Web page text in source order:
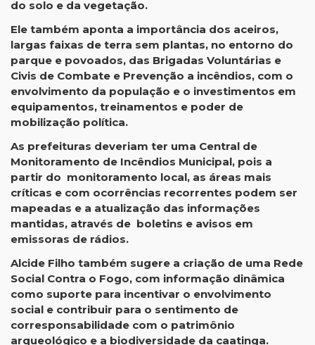
do solo e da vegetação.
Ele também aponta a importância dos aceiros,
largas faixas de terra sem plantas, no entorno do
parque e povoados, das Brigadas Voluntárias e
Civis de Combate e Prevenção a incêndios, com o
envolvimento da população e o investimentos em
equipamentos, treinamentos e poder de
mobilização política.
As prefeituras deveriam ter uma Central de
Monitoramento de Incêndios Municipal, pois a
partir do monitoramento local, as áreas mais
críticas e com ocorrências recorrentes podem ser
mapeadas e a atualização das informações
mantidas, através de boletins e avisos em
emissoras de rádios.
Alcide Filho também sugere a criação de uma Rede
Social Contra o Fogo, com informação dinâmica
como suporte para incentivar o envolvimento
social e contribuir para o sentimento de
corresponsabilidade com o patrimônio
arqueológico e a biodiversidade da caatinga.